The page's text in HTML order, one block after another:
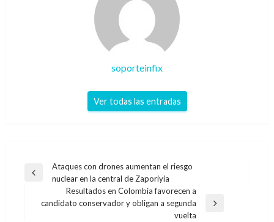
soporteinfix
Ver todas las entradas
Navegación
entradas
Entrada
Ataques con drones aumentan el riesgo
nuclear en la central de Zaporiyia
Entrada
Resultados en Colombia favorecen a
candidato conservador y obligan a segunda
vuelta